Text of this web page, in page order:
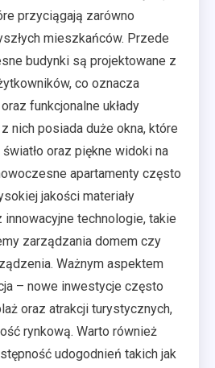
przyciągają zarówno
mieszkańców. Przede
budynki są projektowane z
co oznacza
funkcjonalne układy
nich posiada duże okna, które
oraz piękne widoki na
apartamenty często
jakości materiały
technologie, takie
zarządzania domem czy
Ważnym aspektem
– nowe inwestycje często
oraz atrakcji turystycznych,
rynkową. Warto również
udogodnień takich jak